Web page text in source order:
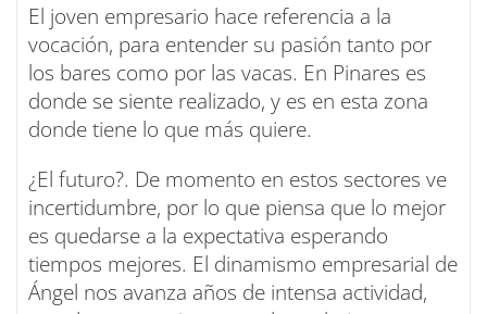
El joven empresario hace referencia a la
vocación, para entender su pasión tanto por
los bares como por las vacas. En Pinares es
donde se siente realizado, y es en esta zona
donde tiene lo que más quiere.
¿El futuro?. De momento en estos sectores ve
incertidumbre, por lo que piensa que lo mejor
es quedarse a la expectativa esperando
tiempos mejores. El dinamismo empresarial de
Ángel nos avanza años de intensa actividad,